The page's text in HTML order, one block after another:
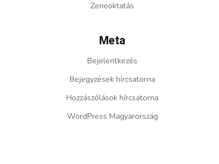
Zeneoktatás
Meta
Bejelentkezés
Bejegyzések hírcsatorna
Hozzászólások hírcsatorna
WordPress Magyarország